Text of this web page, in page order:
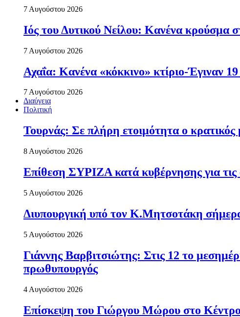
7 Αυγούστου 2026
Ιός του Δυτικού Νείλου: Κανένα κρούσμα
7 Αυγούστου 2026
Αχαΐα: Κανένα «κόκκινο» κτίριο-Έγιναν 19
7 Αυγούστου 2026
Διαύγεια
Πολιτική
Τουρνάς: Σε πλήρη ετοιμότητα ο κρατικός
8 Αυγούστου 2026
Επίθεση ΣΥΡΙΖΑ κατά κυβέρνησης για τις
5 Αυγούστου 2026
Διυπουργική υπό τον Κ.Μητσοτάκη σήμερα
5 Αυγούστου 2026
Γιάννης Βαρβιτσιώτης: Στις 12 το
πρωθυπουργός
4 Αυγούστου 2026
Επίσκεψη του Γιώργου Μώρου στο